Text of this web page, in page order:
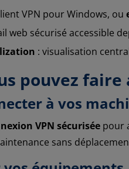
VPN pour Windows, ou
web sécurisé accessible
: visualisation
pouvez faire
à vos
VPN sécurisée pour
sans